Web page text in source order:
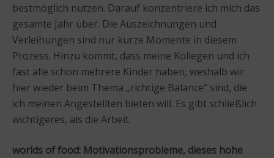
bestmöglich nutzen. Darauf konzentriere ich mich das
gesamte Jahr über. Die Auszeichnungen und
Verleihungen sind nur kurze Momente in diesem
Prozess. Hinzu kommt, dass meine Kollegen und ich
fast alle schon mehrere Kinder haben, weshalb wir
hier wieder beim Thema „richtige Balance“ sind, die
ich meinen Angestellten bieten will. Es gibt schließlich
wichtigeres, als die Arbeit.
worlds of food: Motivationsprobleme, dieses hohe